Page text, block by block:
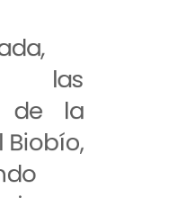
las
de la
Biobío,